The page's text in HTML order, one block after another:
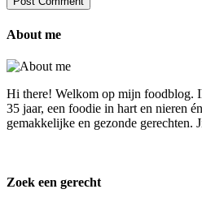
About me
Hi there! Welkom op mijn foodblog.
35 jaar, een foodie in hart en nieren
gemakkelijke en gezonde gerechten.
Zoek een gerecht